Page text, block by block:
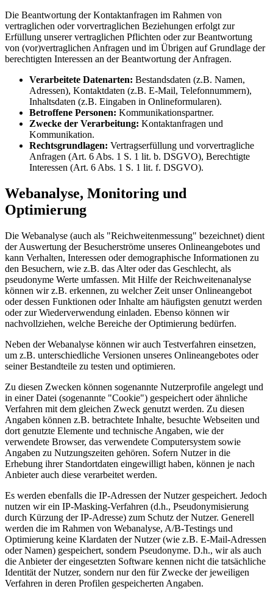
Die Beantwortung der Kontaktanfragen im Rahmen von
vertraglichen oder vorvertraglichen Beziehungen erfolgt zur
Erfüllung unserer vertraglichen Pflichten oder zur Beantwortung
von (vor)vertraglichen Anfragen und im Übrigen auf Grundlage der
berechtigten Interessen an der Beantwortung der Anfragen.
Verarbeitete Datenarten: Bestandsdaten (z.B. Namen,
Adressen), Kontaktdaten (z.B. E-Mail, Telefonnummern),
Inhaltsdaten (z.B. Eingaben in Onlineformularen).
Betroffene Personen: Kommunikationspartner.
Zwecke der Verarbeitung: Kontaktanfragen und
Kommunikation.
Rechtsgrundlagen: Vertragserfüllung und vorvertragliche
Anfragen (Art. 6 Abs. 1 S. 1 lit. b. DSGVO), Berechtigte
Interessen (Art. 6 Abs. 1 S. 1 lit. f. DSGVO).
Webanalyse, Monitoring und
Optimierung
Die Webanalyse (auch als "Reichweitenmessung" bezeichnet) dient
der Auswertung der Besucherströme unseres Onlineangebotes und
kann Verhalten, Interessen oder demographische Informationen zu
den Besuchern, wie z.B. das Alter oder das Geschlecht, als
pseudonyme Werte umfassen. Mit Hilfe der Reichweitenanalyse
können wir z.B. erkennen, zu welcher Zeit unser Onlineangebot
oder dessen Funktionen oder Inhalte am häufigsten genutzt werden
oder zur Wiederverwendung einladen. Ebenso können wir
nachvollziehen, welche Bereiche der Optimierung bedürfen.
Neben der Webanalyse können wir auch Testverfahren einsetzen,
um z.B. unterschiedliche Versionen unseres Onlineangebotes oder
seiner Bestandteile zu testen und optimieren.
Zu diesen Zwecken können sogenannte Nutzerprofile angelegt und
in einer Datei (sogenannte "Cookie") gespeichert oder ähnliche
Verfahren mit dem gleichen Zweck genutzt werden. Zu diesen
Angaben können z.B. betrachtete Inhalte, besuchte Webseiten und
dort genutzte Elemente und technische Angaben, wie der
verwendete Browser, das verwendete Computersystem sowie
Angaben zu Nutzungszeiten gehören. Sofern Nutzer in die
Erhebung ihrer Standortdaten eingewilligt haben, können je nach
Anbieter auch diese verarbeitet werden.
Es werden ebenfalls die IP-Adressen der Nutzer gespeichert. Jedoch
nutzen wir ein IP-Masking-Verfahren (d.h., Pseudonymisierung
durch Kürzung der IP-Adresse) zum Schutz der Nutzer. Generell
werden die im Rahmen von Webanalyse, A/B-Testings und
Optimierung keine Klardaten der Nutzer (wie z.B. E-Mail-Adressen
oder Namen) gespeichert, sondern Pseudonyme. D.h., wir als auch
die Anbieter der eingesetzten Software kennen nicht die tatsächliche
Identität der Nutzer, sondern nur den für Zwecke der jeweiligen
Verfahren in deren Profilen gespeicherten Angaben.